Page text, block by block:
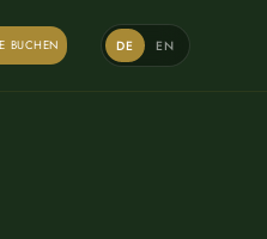
BUCHEN DE EN